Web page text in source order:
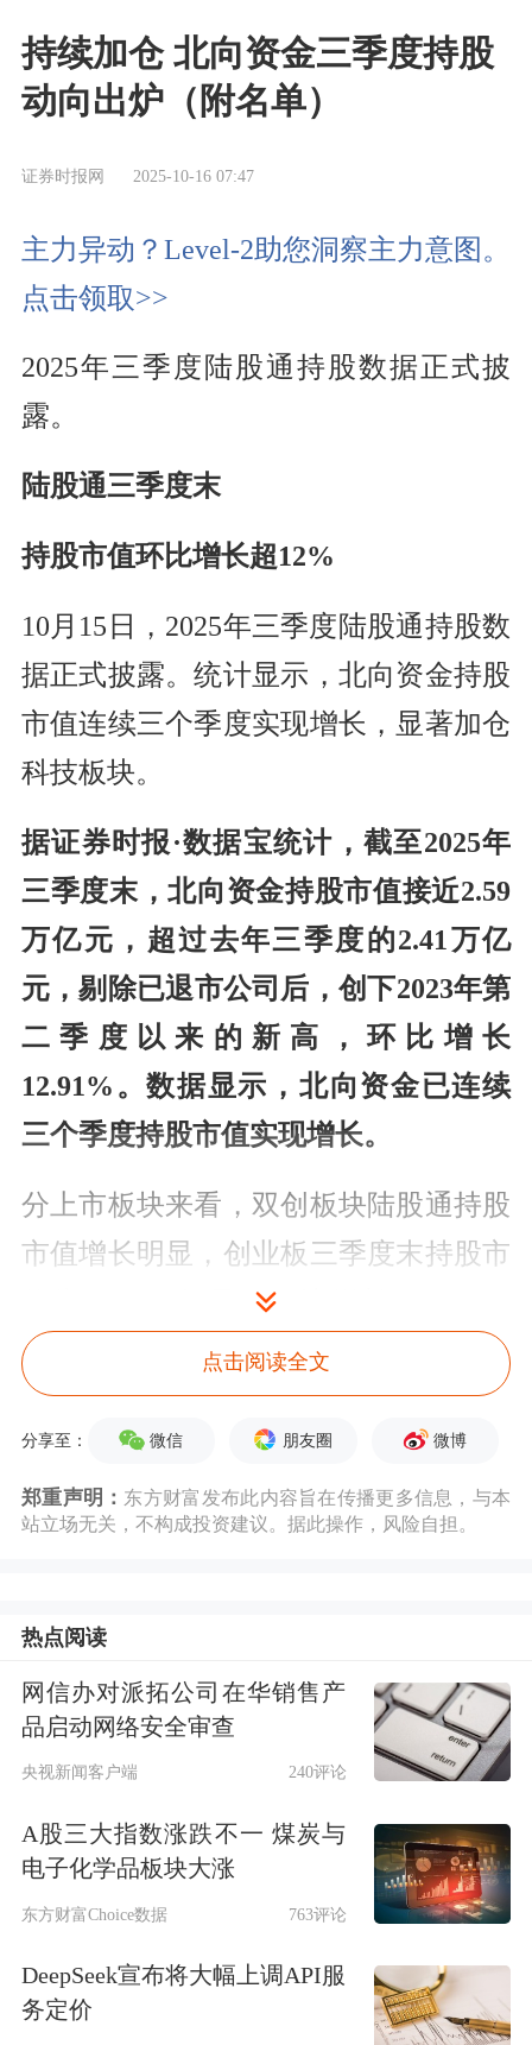
持续加仓 北向资金三季度持股
动向出炉（附名单）
证券时报网 2025-10-16 07:47
主力异动？Level-2助您洞察主力意图。
点击领取>>
2025年三季度陆股通持股数据正式披
露。
陆股通三季度末
持股市值环比增长超12%
10月15日，2025年三季度陆股通持股数
据正式披露。统计显示，北向资金持股
市值连续三个季度实现增长，显著加仓
科技板块。
据证券时报·数据宝统计，截至2025年
三季度末，北向资金持股市值接近2.59
万亿元，超过去年三季度的2.41万亿
元 ，剔除已退市公司后，创下2023年第
二季度以来的新高，环比增长
12.91%。数据显示，北向资金已连续
三个季度持股市值实现增长。
分上市板块来看，双创板块陆股通持股
市值增长明显，创业板三季度末持股市
值为5833.44亿元，环比增长61.24%，
科创板三季度末持股市值为1735.95亿
元，环比增长54.57%。
板指、科创50涨幅均超过49%，行情带
近年来，中国资产对海外投资者吸引力
持续增强，
摩根士丹利发布的报告显
示，今年9月，净流入中国股市的外资
反弹至46亿美元，创下自2024年11月以
来单月最高
。截至9月30日，年内外资
被动型基金累计流入180亿美元，远超
去年同期。北向资金作为外资流入A股
点击阅读全文
分享至： 微信 朋友圈 微博
郑重声明： 东方财富发布此内容旨在传播更多信息，与本
站立场无关，不构成投资建议。据此操作，风险自担。
热点阅读
网信办对派拓公司在华销售产
品启动网络安全审查
央视新闻客户端 240评论
A股三大指数涨跌不一 煤炭与
电子化学品板块大涨
东方财富Choice数据 763评论
DeepSeek宣布将大幅上调API服
务定价